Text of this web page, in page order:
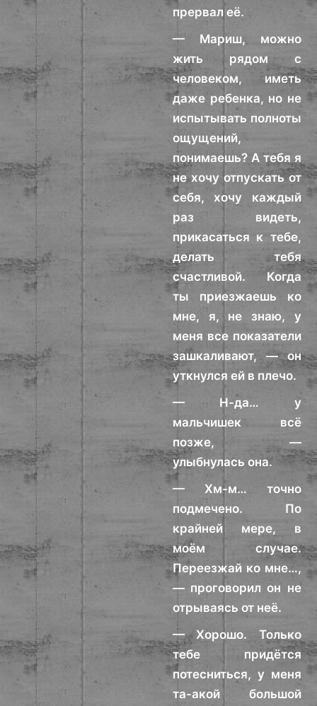
прервал её.
— Мариш, можно
жить рядом с
человеком, иметь
даже ребенка, но не
испытывать полноты
ощущений,
понимаешь? А тебя я
не хочу отпускать от
себя, хочу каждый
раз видеть,
прикасаться к тебе,
делать тебя
счастливой. Когда
ты приезжаешь ко
мне, я, не знаю, у
меня все показатели
зашкаливают, — он
уткнулся ей в плечо.
— Н-да… у
мальчишек всё
позже, —
улыбнулась она.
— Хм-м… точно
подмечено. По
крайней мере, в
моём случае.
Переезжай ко мне…,
— проговорил он не
отрываясь от неё.
— Хорошо. Только
тебе придётся
потесниться, у меня
та-акой большой